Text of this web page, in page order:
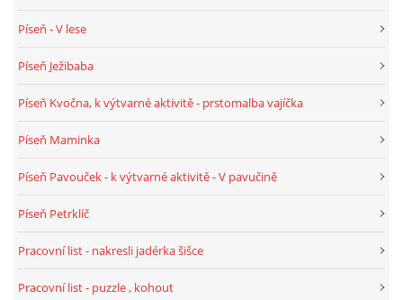
SMYSLOVÁ AKTIVITA
JÓGOVÉ CVIČENÍ, TYPY, RADY, RECENZE
STÁTNÍ SVÁTKY
Píseň - V lese
Píseň Ježibaba
Píseň Kvočna, k výtvarné aktivitě - prstomalba vajíčka
Píseň Maminka
Píseň Pavouček - k výtvarné aktivitě - V pavučině
Píseň Petrklíč
Pracovní list - nakresli jadérka šišce
Pracovní list - puzzle , kohout